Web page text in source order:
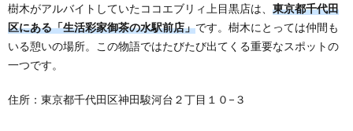
樹木がアルバイトしていたココエブリィ上目黒店は、 東京都千代田
区にある「生活彩家御茶の水駅前店」です。樹木にとっては仲間も
いる憩いの場所。この物語ではたびたび出てくる重要なスポットの
一つです。
住所：東京都千代田区神田駿河台２丁目１０−３